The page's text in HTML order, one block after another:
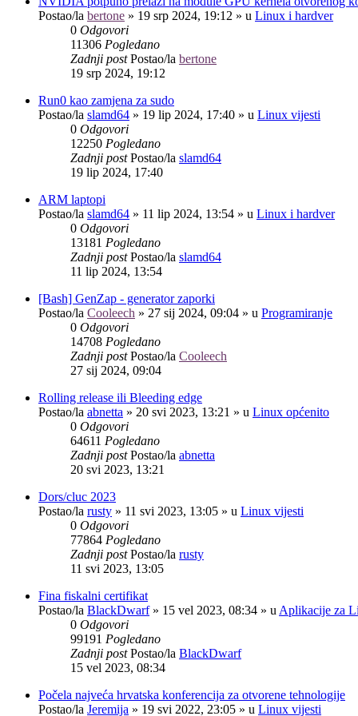
Postao/la bertone » 19 srp 2024, 19:12 » u Linux i hardver
0 Odgovori
11306 Pogledano
Zadnji postPostao/la bertone
19 srp 2024, 19:12
Run0 kao zamjena za sudo
Postao/la slamd64 » 19 lip 2024, 17:40 » u Linux vijesti
0 Odgovori
12250 Pogledano
Zadnji postPostao/la slamd64
19 lip 2024, 17:40
ARM laptopi
Postao/la slamd64 » 11 lip 2024, 13:54 » u Linux i hardver
0 Odgovori
13181 Pogledano
Zadnji postPostao/la slamd64
11 lip 2024, 13:54
[Bash] GenZap - generator zaporki
Postao/la Cooleech » 27 sij 2024, 09:04 » u Programiranje
0 Odgovori
14708 Pogledano
Zadnji postPostao/la Cooleech
27 sij 2024, 09:04
Rolling release ili Bleeding edge
Postao/la abnetta » 20 svi 2023, 13:21 » u Linux općenito
0 Odgovori
64611 Pogledano
Zadnji postPostao/la abnetta
20 svi 2023, 13:21
Dors/cluc 2023
Postao/la rusty » 11 svi 2023, 13:05 » u Linux vijesti
0 Odgovori
77864 Pogledano
Zadnji postPostao/la rusty
11 svi 2023, 13:05
Fina fiskalni certifikat
Postao/la BlackDwarf» 15 vel 2023, 08:34 » u Aplikacije za
0 Odgovori
99191 Pogledano
Zadnji postPostao/la BlackDwarf
15 vel 2023, 08:34
Počela najveća hrvatska konferencija za otvorene tehnologije
Postao/la Jeremija » 19 svi 2022, 23:05 » u Linux vijesti